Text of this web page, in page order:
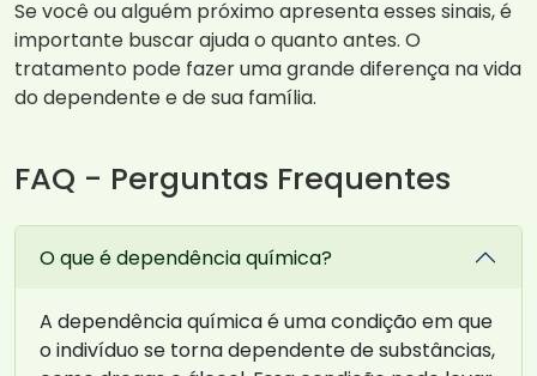
Se você ou alguém próximo apresenta esses sinais, é
importante buscar ajuda o quanto antes. O
tratamento pode fazer uma grande diferença na vida
do dependente e de sua família.
FAQ - Perguntas Frequentes
O que é dependência química?
A dependência química é uma condição em que
o indivíduo se torna dependente de substâncias,